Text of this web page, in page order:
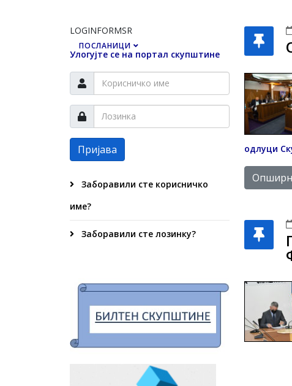
ПОСЛАНИЦИ
LOGINFORMSR
Улогујте се на портал скупштине
Пријава
Заборавили сте корисничко
име?
Заборавили сте лозинку?
одлуци